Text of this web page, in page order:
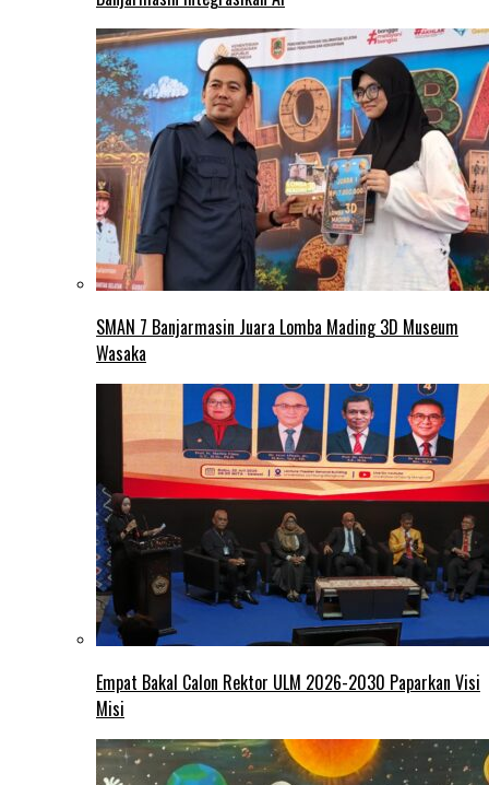
SMAN 7 Banjarmasin Juara Lomba Mading 3D Museum
Wasaka
Empat Bakal Calon Rektor ULM 2026-2030 Paparkan Visi
Misi